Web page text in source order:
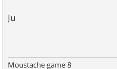
Ju
Moustache game 8